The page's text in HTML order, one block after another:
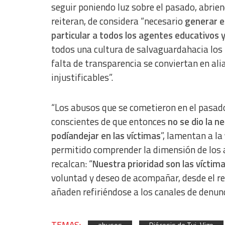
seguir poniendo luz sobre el pasado,
reiteran, de considera “necesario generar
particular a todos los agentes educativos y
todos una cultura de salvaguardahacia
falta de transparencia se conviertan en
injustificables”.
“Los abusos que se cometieron en el
conscientes de que entonces no se dio la
podíandejar en las víctimas”, lamentan a
permitido comprender la dimensión de los
recalcan: “Nuestra prioridad son las
voluntad y deseo de acompañar, desde el
añaden refiriéndose a los canales de
Use limited data to select content
IAB Special Features:
Use precise geolocation data
Identify devices based on information actively requested
Non-IAB processing purposes:
Advertising